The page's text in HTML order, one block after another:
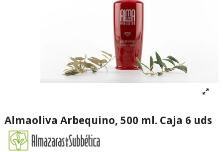
Almaoliva Arbequino, 500 ml. Caja 6 uds